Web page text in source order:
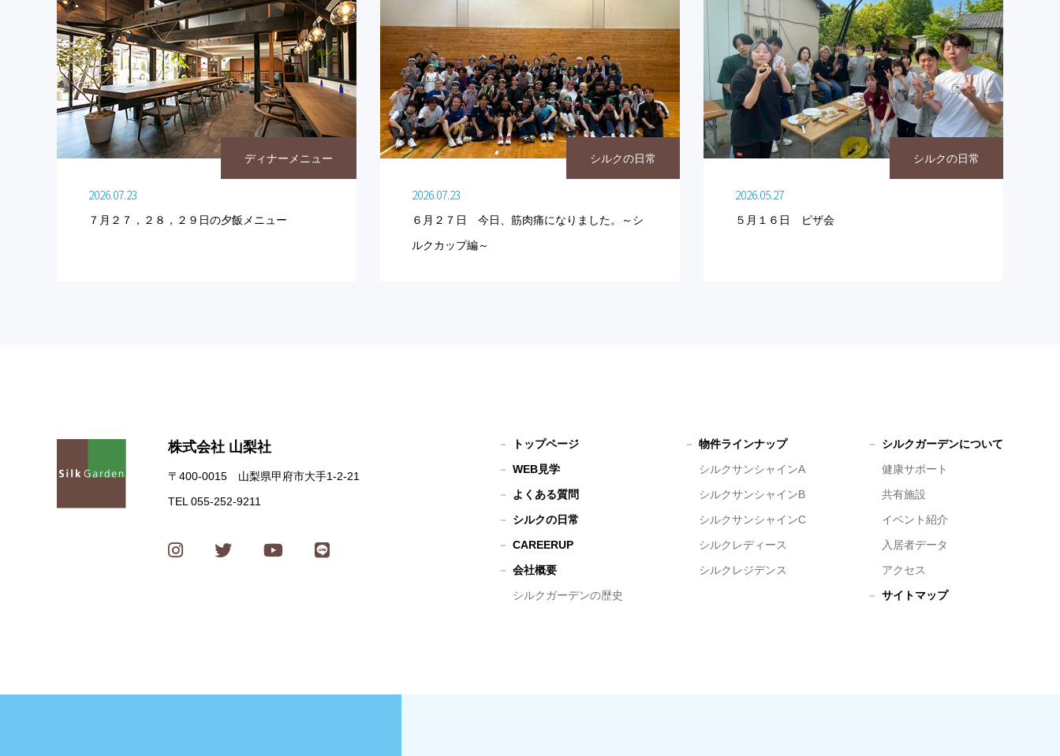
ディナーメニュー
2026.07.23
７月２７，２８，２９日の夕飯メニュー
シルクの日常
2026.07.23
６月２７日 今日、筋肉痛になりました。～シ
ルクカップ編～
シルクの日常
2026.05.27
５月１６日 ピザ会
株式会社 山梨社
〒400-0015 山梨県甲府市大手1-2-21
TEL 055-252-9211
トップページ
WEB見学
よくある質問
シルクの日常
CAREERUP
会社概要
シルクガーデンの歴史
物件ラインナップ
シルクサンシャインA
シルクサンシャインB
シルクサンシャインC
シルクレディース
シルクレジデンス
シルクガーデンについて
健康サポート
共有施設
イベント紹介
入居者データ
アクセス
サイトマップ